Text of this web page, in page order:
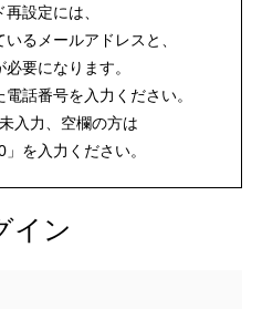
設定には、
るメールアドレスと、
必要になります。
話番号を入力ください。
入力、空欄の方は
」を入力ください。
イン